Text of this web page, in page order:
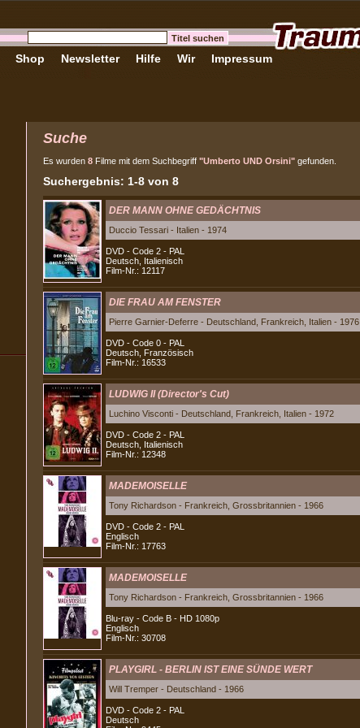
Shop Newsletter Hilfe Wir Impressum
Suche
Es wurden 8 Filme mit dem Suchbegriff "Umberto UND Orsini" gefunden.
Suchergebnis: 1-8 von 8
DER MANN OHNE GEDÄCHTNIS
Duccio Tessari - Italien - 1974
DVD - Code 2 - PAL
Deutsch, Italienisch
Film-Nr.: 12117
DIE FRAU AM FENSTER
Pierre Garnier-Deferre - Deutschland, Frankreich, Italien - 1976
DVD - Code 0 - PAL
Deutsch, Französisch
Film-Nr.: 16533
LUDWIG II (Director's Cut)
Luchino Visconti - Deutschland, Frankreich, Italien - 1972
DVD - Code 2 - PAL
Deutsch, Italienisch
Film-Nr.: 12348
MADEMOISELLE
Tony Richardson - Frankreich, Grossbritannien - 1966
DVD - Code 2 - PAL
Englisch
Film-Nr.: 17763
MADEMOISELLE
Tony Richardson - Frankreich, Grossbritannien - 1966
Blu-ray - Code B - HD 1080p
Englisch
Film-Nr.: 30708
PLAYGIRL - BERLIN IST EINE SÜNDE WERT
Will Tremper - Deutschland - 1966
DVD - Code 2 - PAL
Deutsch